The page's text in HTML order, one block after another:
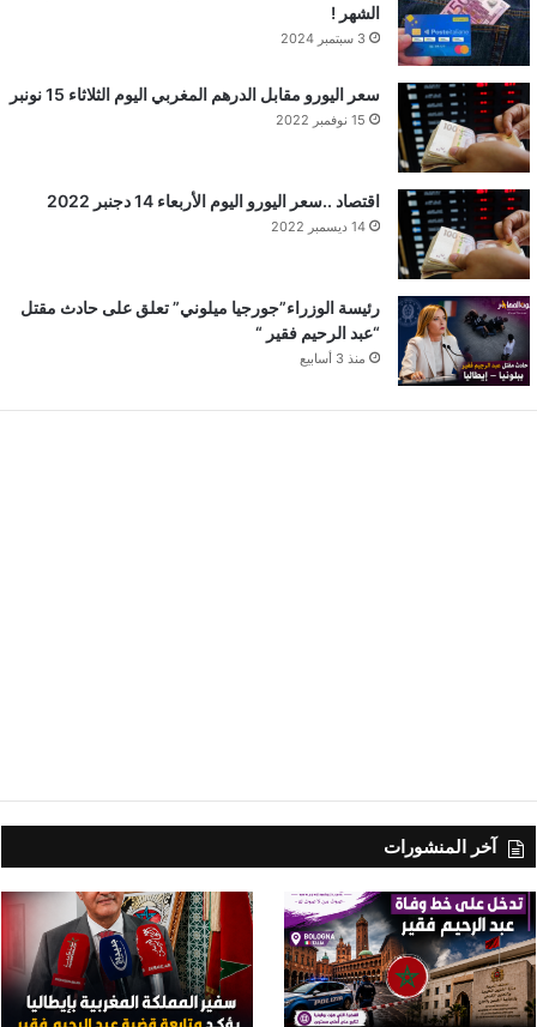
الشهر !
3 سبتمبر 2024
سعر اليورو مقابل الدرهم المغربي اليوم الثلاثاء 15 نونبر
15 نوفمبر 2022
اقتصاد ..سعر اليورو اليوم الأربعاء 14 دجنبر 2022
14 ديسمبر 2022
رئيسة الوزراء”جورجيا ميلوني” تعلق على حادث مقتل
“عبد الرحيم فقير “
منذ 3 أسابيع
آخر المنشورات